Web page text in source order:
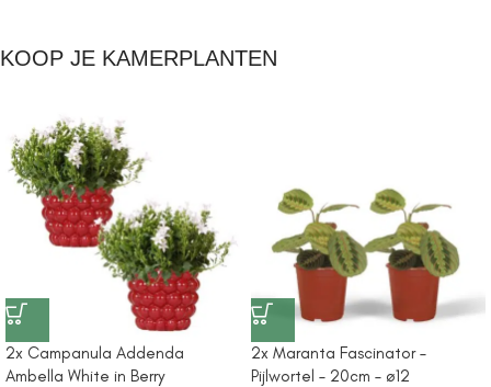
KOOP JE KAMERPLANTEN
2x Campanula Addenda
Ambella White in Berry
2x Maranta Fascinator –
Pijlwortel – 20cm – ø12